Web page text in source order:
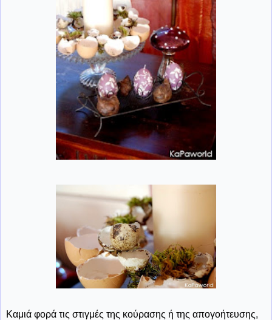
Καμιά φορά τις στιγμές της κούρασης ή της απογοήτευσης,